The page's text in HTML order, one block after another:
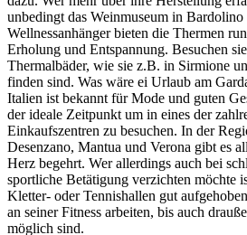
unbedingt das Weinmuseum in Bardolino
Wellnessanhänger bieten die Thermen
Erholung und Entspannung. Besuchen
Thermalbäder, wie sie z.B. in Sirmione
finden sind. Was wäre ei Urlaub am
Italien ist bekannt für Mode und guten
der ideale Zeitpunkt um in eines der
Einkaufszentren zu besuchen. In der
Desenzano, Mantua und Verona gibt es
Herz begehrt. Wer allerdings auch bei
sportliche Betätigung verzichten möchte
Kletter- oder Tennishallen gut
an seiner Fitness arbeiten, bis auch
möglich sind.